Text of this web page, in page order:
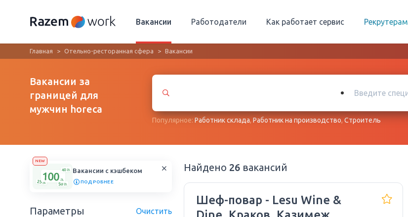
Вакансии Работодатели Как работает сервис Рекрутерам
Главная Отельно-ресторанная сфера Вакансии
Вакансии за
границей для
мужчин horeca
Популярное:Работник склада,Работник на производство,Строитель
NEW
Вакансии с кэшбеком
ПОДРОБНЕЕ
Параметры Очистить
Найдено 26 вакансий
Шеф-повар - Lesu Wine &